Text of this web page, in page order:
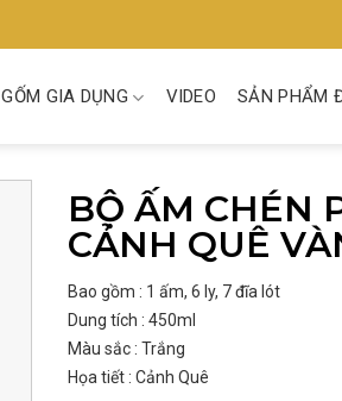
GỐM GIA DỤNG VIDEO SẢN PHẨM
BỘ ẤM CHÉN
CẢNH QUÊ
Bao gồm : 1 ấm, 6 ly, 7 đĩa lót
Dung tích : 450ml
Màu sắc : Trắng
Họa tiết : Cảnh Quê